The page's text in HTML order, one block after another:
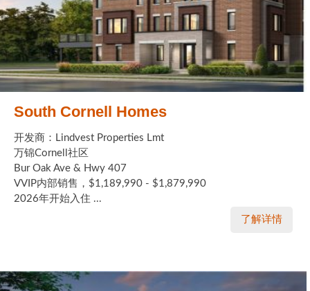
South Cornell Homes
开发商：Lindvest Properties Lmt
万锦Cornell社区
Bur Oak Ave & Hwy 407
VVIP内部销售，$1,189,990 - $1,879,990
2026年开始入住 ...
了解详情